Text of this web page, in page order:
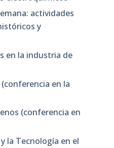
actividades
y
en la industria de
en la
(conferencia en
la Tecnología en el